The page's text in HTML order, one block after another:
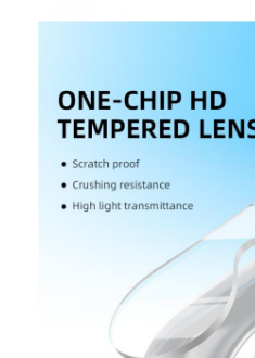
Набор масок для плавания
Аксессуары для дайвинга